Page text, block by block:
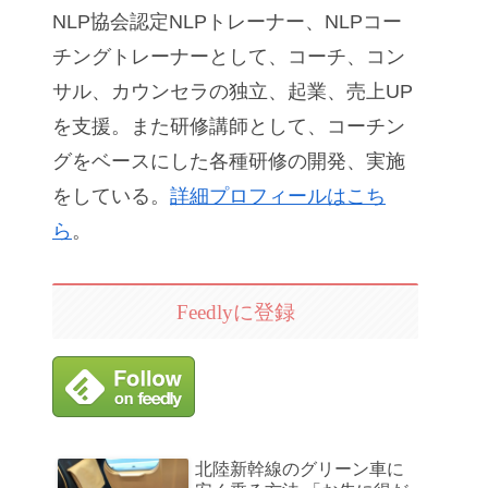
NLP協会認定NLPトレーナー、NLPコー
チングトレーナーとして、コーチ、コン
サル、カウンセラの独立、起業、売上UP
を支援。また研修講師として、コーチン
グをベースにした各種研修の開発、実施
をしている。 詳細プロフィールはこち
ら 。
Feedlyに登録
北陸新幹線のグリーン車に